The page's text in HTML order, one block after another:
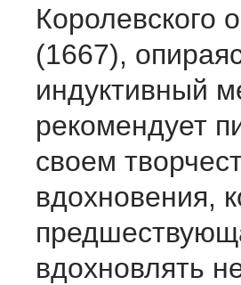
Королевского
(1667),
индуктивный
рекомендует
своем
вдохновения,
вдохновлять